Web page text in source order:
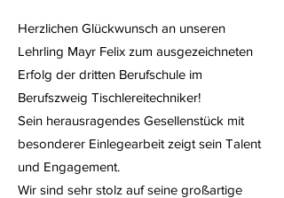
Herzlichen Glückwunsch an unseren
Lehrling Mayr Felix zum ausgezeichneten
Erfolg der dritten Berufschule im
Berufszweig Tischlereitechniker!
Sein herausragendes Gesellenstück mit
besonderer Einlegearbeit zeigt sein Talent
und Engagement.
Wir sind sehr stolz auf seine großartige